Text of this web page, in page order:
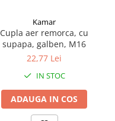
Kamar
Cupla aer remorca, cu
supapa, galben, M16
22,77 Lei
IN STOC
ADAUGA IN COS